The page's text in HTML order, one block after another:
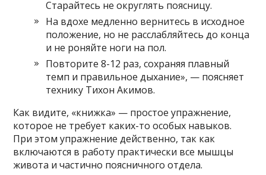
Старайтесь не округлять поясницу.
На вдохе медленно вернитесь в исходное
положение, но не расслабляйтесь до конца
и не роняйте ноги на пол.
Повторите 8-12 раз, сохраняя плавный
темп и правильное дыхание», — поясняет
технику Тихон Акимов.
Как видите, «книжка» — простое упражнение,
которое не требует каких-то особых навыков.
При этом упражнение действенно, так как
включаются в работу практически все мышцы
живота и частично поясничного отдела.